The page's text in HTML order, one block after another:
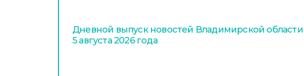
Дневной выпуск новостей Владимирской области
5 августа 2026 года